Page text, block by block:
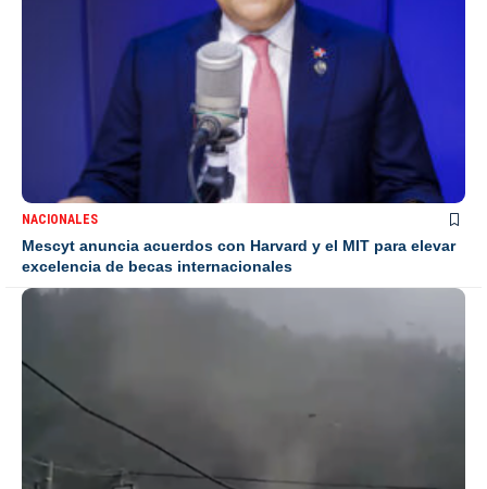
NACIONALES
Mescyt anuncia acuerdos con Harvard y el MIT para elevar
excelencia de becas internacionales